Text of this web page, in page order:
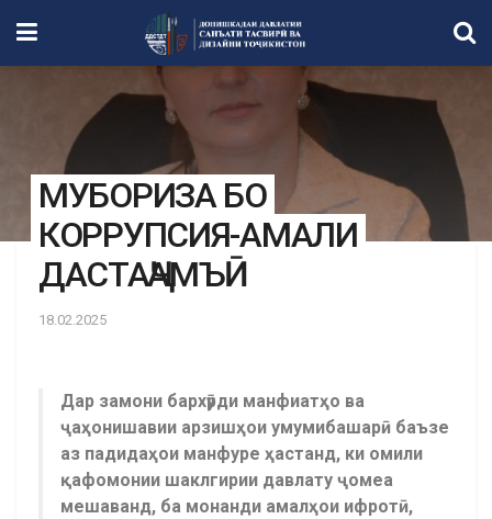
МУБОРИЗА БО
КОРРУПСИЯ-АМАЛИ
ДАСТАҶАМЪӢ
18.02.2025
Дар замони бархӯрди манфиатҳо ва
ҷаҳонишавии арзишҳои умумибашарӣ баъзе
аз падидаҳои манфуре ҳастанд, ки омили
қафомонии шаклгирии давлату ҷомеа
мешаванд, ба монанди амалҳои ифротӣ,